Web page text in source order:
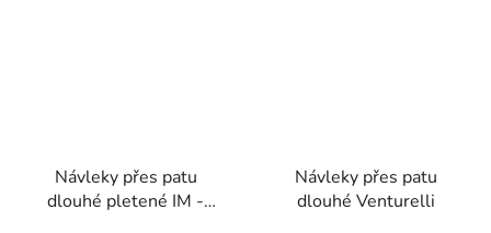
Návleky přes patu
dlouhé pletené IM -
Návleky přes patu
dlouhé Venturelli